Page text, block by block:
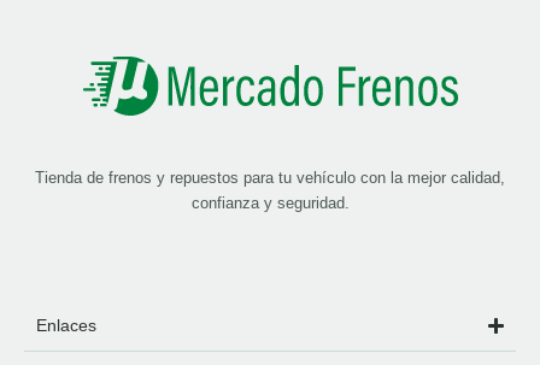
Tienda de frenos y repuestos para tu vehículo con la mejor calidad,
confianza y seguridad.
Enlaces